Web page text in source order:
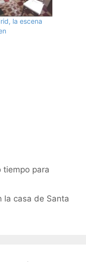
la escena
tiempo para
la casa de Santa